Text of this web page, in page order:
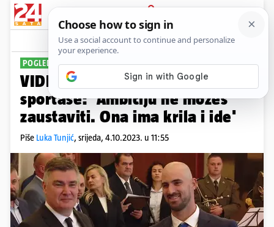
PRIJAVA
Sport Komentari
POGLEDAJTE TKO JE NAGRAĐEN
VIDEO Milanović je odlikovao
sportaše: 'Ambiciju ne možeš
zaustaviti. Ona ima krila i ide'
Piše Luka Tunjić, srijeda, 4.10.2023. u 11:55